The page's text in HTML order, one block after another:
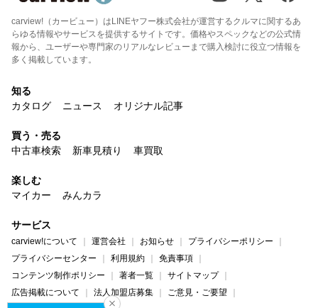
carview!（カービュー）はLINEヤフー株式会社が運営するクルマに関するあ
らゆる情報やサービスを提供するサイトです。価格やスペックなどの公式情
報から、ユーザーや専門家のリアルなレビューまで購入検討に役立つ情報を
多く掲載しています。
知る
カタログ
ニュース オリジナル記事
買う・売る
中古車検索
新車見積り 車買取
楽しむ
マイカー
みんカラ
サービス
carview!について 運営会社 お知らせ
プライバシーポリシー
プライバシーセンター
利用規約
免責事項
コンテンツ制作ポリシー
著者一覧
サイトマップ
広告掲載について
法人加盟店募集
ご意見・ご要望